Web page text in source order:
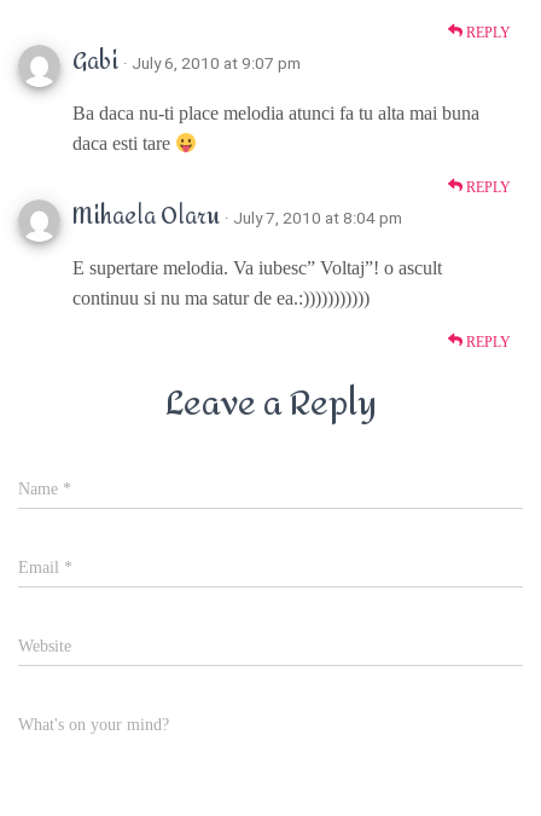
REPLY
Gabi · July 6, 2010 at 9:07 pm
Ba daca nu-ti place melodia atunci fa tu alta mai buna
daca esti tare
REPLY
Mihaela Olaru · July 7, 2010 at 8:04 pm
E supertare melodia. Va iubesc” Voltaj”! o ascult
continuu si nu ma satur de ea.:)))))))))))
REPLY
Leave a Reply
Name *
Email *
Website
What's on your mind?